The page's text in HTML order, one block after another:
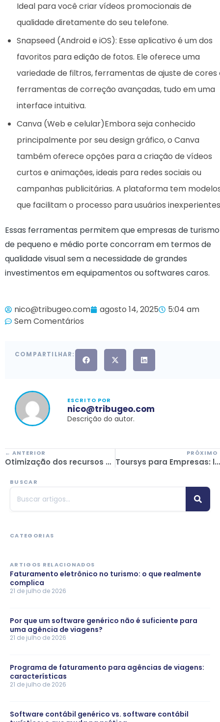
Ideal para você criar vídeos promocionais de
qualidade diretamente do seu telefone.
Snapseed (Android e iOS): Esse aplicativo é um dos
favoritos para edição de fotos. Ele oferece uma
variedade de filtros, ferramentas de ajuste de cores
ferramentas de correção avançadas, tudo em uma
interface intuitiva.
Canva (Web e celular)Embora seja conhecido
principalmente por seu design gráfico, o Canva
também oferece opções para a criação de vídeos
curtos e animações, ideais para redes sociais ou
campanhas publicitárias. A plataforma tem
que facilitam o processo para usuários
Essas ferramentas permitem que empresas de turismo
de pequeno e médio porte concorram em termos de
qualidade visual sem a necessidade de grandes
investimentos em equipamentos ou softwares caros.
nico@tribugeo.com agosto 14, 2025
5:04 am
Sem Comentários
COMPARTILHAR:
ESCRITO POR
nico@tribugeo.com
Descrição do autor.
← ANTERIOR
Otimização dos recursos humanos em uma agência de turismo Toursys para Empresas: la plataforma que simplifica la gestión de viajes corporativos
BUSCAR
CATEGORIAS
ARTIGOS RELACIONADOS
Faturamento eletrônico no turismo: o que realmente
complica
21 de julho de 2026
Por que um software genérico não é suficiente para
uma agência de viagens?
21 de julho de 2026
Programa de faturamento para agências de viagens:
características
21 de julho de 2026
Software contábil genérico vs. software contábil